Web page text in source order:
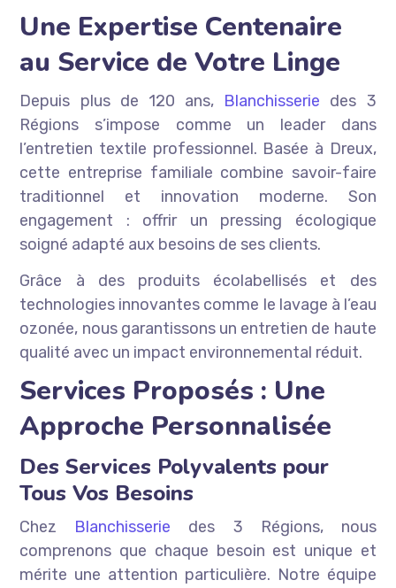
Une Expertise Centenaire
au Service de Votre Linge
Depuis plus de 120 ans, Blanchisserie des 3
Régions s’impose comme un leader dans
l’entretien textile professionnel. Basée à Dreux,
cette entreprise familiale combine savoir-faire
traditionnel et innovation moderne. Son
engagement : offrir un pressing écologique
soigné adapté aux besoins de ses clients.
Grâce à des produits écolabellisés et des
technologies innovantes comme le lavage à l’eau
ozonée, nous garantissons un entretien de haute
qualité avec un impact environnemental réduit.
Services Proposés : Une
Approche Personnalisée
Des Services Polyvalents pour
Tous Vos Besoins
Chez Blanchisserie des 3 Régions, nous
comprenons que chaque besoin est unique et
mérite une attention particulière. Notre équipe